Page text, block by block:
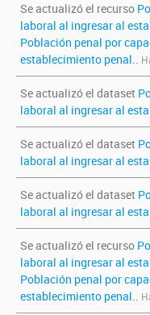
Se actualizó el recurso
laboral al ingresar al
Población penal por
establecimiento penal..
Se actualizó el dataset
laboral al ingresar al
Se actualizó el dataset
laboral al ingresar al
Se actualizó el dataset
laboral al ingresar al
Se actualizó el recurso
laboral al ingresar al
Población penal por
establecimiento penal..